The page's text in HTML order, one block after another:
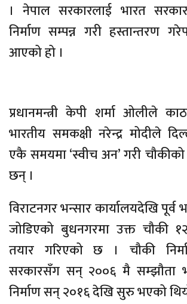
। नेपाल सरकारलाई भारत
निर्माण सम्पन्न गरी हस्तान्तरण
आएको हो ।
प्रधानमन्त्री केपी शर्मा ओलीले
भारतीय समकक्षी नरेन्द्र मोदीले
एकै समयमा ‘स्वीच अन’ गरी
छन् ।
विराटनगर भन्सार कार्यालयदेखि पूर्व
जोडिएको बुधनगरमा उक्त चौकी
तयार गरिएको छ । चौकी
सरकारसँग सन् २००६ मै सम्झौता
निर्माण सन् २०१६ देखि सुरु भएको